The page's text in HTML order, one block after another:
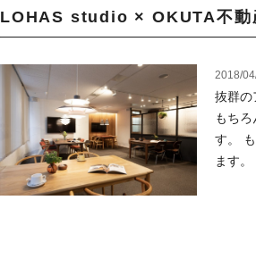
LOHAS studio × OKUTA不動
2018/
抜群の
もち
す。
ます。